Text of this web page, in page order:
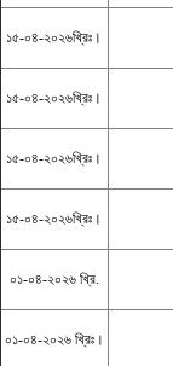
১৫-০৪-২০২৬খ্রিঃ।
১৫-০৪-২০২৬খ্রিঃ।
১৫-০৪-২০২৬খ্রিঃ।
১৫-০৪-২০২৬খ্রিঃ।
০১-০৪-২০২৬ খ্রি.
০১-০৪-২০২৬ খ্রিঃ।